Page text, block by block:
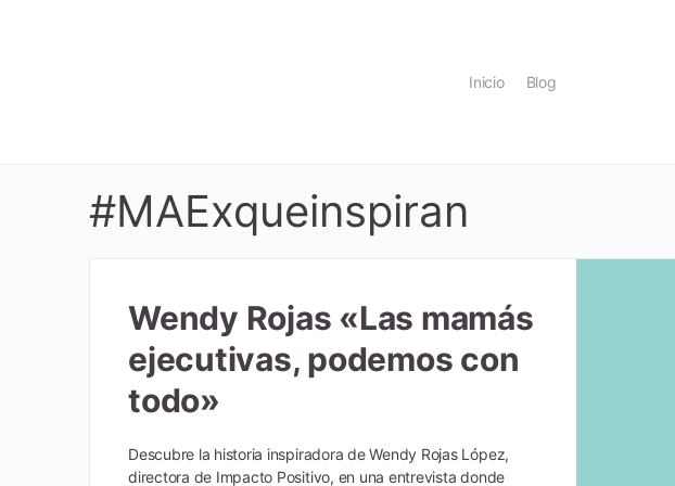
Inicio Blog
#MAExqueinspiran
Wendy Rojas «Las mamás
ejecutivas, podemos con
todo»
Descubre la historia inspiradora de Wendy Rojas López,
directora de Impacto Positivo, en una entrevista donde